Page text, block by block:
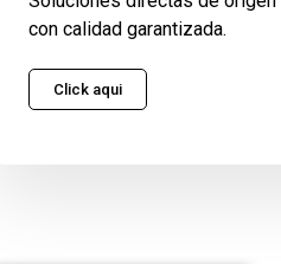
con calidad garantizada.
Click aqui